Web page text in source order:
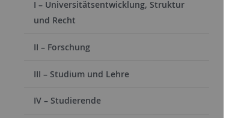
I – Universitätsentwicklung, Struktur
und Recht
II – Forschung
III – Studium und Lehre
IV – Studierende